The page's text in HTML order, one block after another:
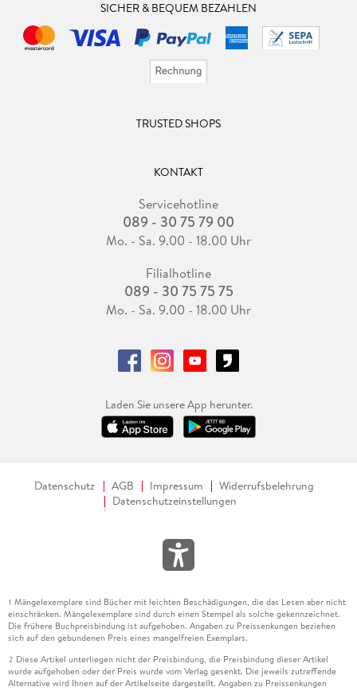
SICHER & BEQUEM BEZAHLEN
TRUSTED SHOPS
KONTAKT
Servicehotline
089 - 30 75 79 00
Mo. - Sa. 9.00 - 18.00 Uhr
Filialhotline
089 - 30 75 75 75
Mo. - Sa. 9.00 - 18.00 Uhr
Laden Sie unsere App herunter.
Datenschutz AGB Impressum
Widerrufsbelehrung
Datenschutzeinstellungen
1 Mängelexemplare sind Bücher mit leichten Beschädigungen, die das Lesen aber nicht
einschränken. Mängelexemplare sind durch einen Stempel als solche gekennzeichnet.
Die frühere Buchpreisbindung ist aufgehoben. Angaben zu Preissenkungen beziehen
sich auf den gebundenen Preis eines mangelfreien Exemplars.
2 Diese Artikel unterliegen nicht der Preisbindung, die Preisbindung dieser Artikel
wurde aufgehoben oder der Preis wurde vom Verlag gesenkt. Die jeweils zutreffende
Alternative wird Ihnen auf der Artikelseite dargestellt. Angaben zu Preissenkungen